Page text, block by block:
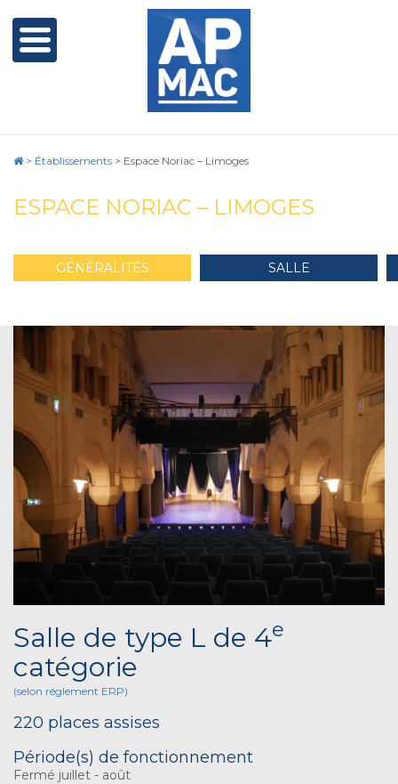
> Établissements > Espace Noriac – Limoges
ESPACE NORIAC – LIMOGES
GÉNÉRALITÉS SALLE
Salle de type L de 4e
catégorie
(selon réglement ERP)
220 places assises
Période(s) de fonctionnement
Fermé juillet - août